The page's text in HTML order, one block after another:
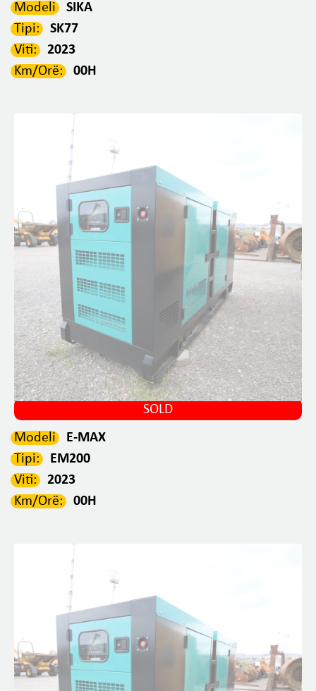
Modeli
SIKA
Tipi:
SK77
Viti:
2023
Km/Orë:
00H
SOLD
Modeli
E-MAX
Tipi:
EM200
Viti:
2023
Km/Orë:
00H